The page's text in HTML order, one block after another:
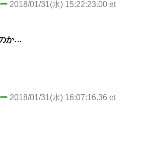
2018/01/31(水) 15:22:23.00 et
か…
2018/01/31(水) 16:07:16.36 et